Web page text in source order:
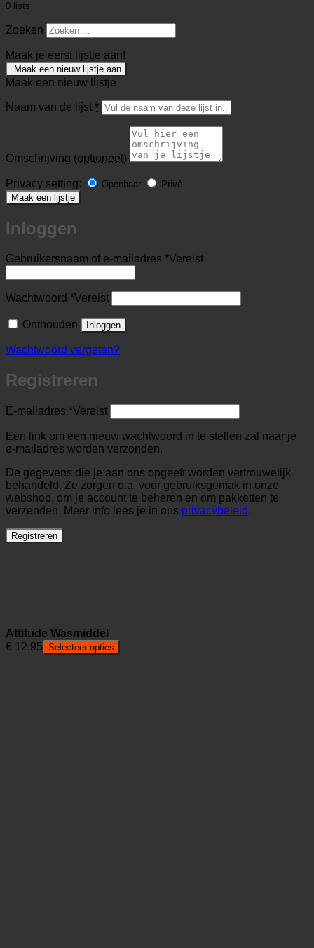
0 lists
Zoeken
Maak je eerst lijstje aan!
Maak een nieuw lijstje aan
Maak een nieuw lijstje
Naam van de lijst *
Omschrijving (optioneel)
Privacy setting: Openbaar
Privé
Maak een lijstje
Inloggen
Gebruikersnaam of e-mailadres *Vereist
Wachtwoord *Vereist
Onthouden Inloggen
Wachtwoord vergeten?
Registreren
E-mailadres *Vereist
Een link om een nieuw wachtwoord in te stellen zal naar je
e-mailadres worden verzonden.
De gegevens die je aan ons opgeeft worden vertrouwelijk
behandeld. Ze zorgen o.a. voor gebruiksgemak in onze
webshop, om je account te beheren en om pakketten te
verzenden. Meer info lees je in ons privacybeleid.
Registreren
Attitude Wasmiddel
€ 12,95 Selecteer opties